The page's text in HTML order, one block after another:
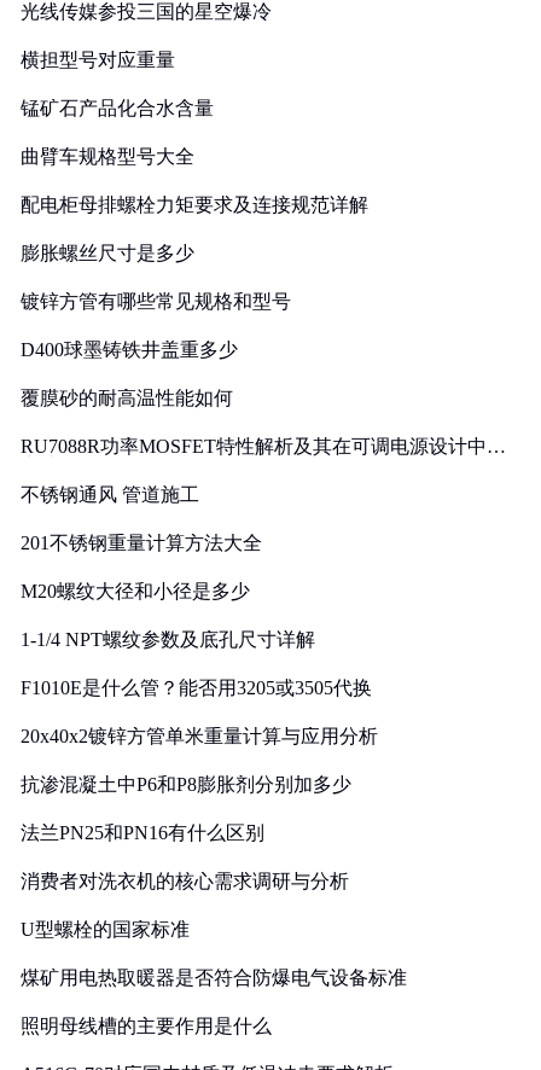
光线传媒参投三国的星空爆冷
横担型号对应重量
锰矿石产品化合水含量
曲臂车规格型号大全
配电柜母排螺栓力矩要求及连接规范详解
膨胀螺丝尺寸是多少
镀锌方管有哪些常见规格和型号
D400球墨铸铁井盖重多少
覆膜砂的耐高温性能如何
RU7088R功率MOSFET特性解析及其在可调电源设计中的
不锈钢通风 管道施工
201不锈钢重量计算方法大全
M20螺纹大径和小径是多少
1-1/4 NPT螺纹参数及底孔尺寸详解
F1010E是什么管？能否用3205或3505代换
20x40x2镀锌方管单米重量计算与应用分析
抗渗混凝土中P6和P8膨胀剂分别加多少
法兰PN25和PN16有什么区别
消费者对洗衣机的核心需求调研与分析
U型螺栓的国家标准
煤矿用电热取暖器是否符合防爆电气设备标准
照明母线槽的主要作用是什么